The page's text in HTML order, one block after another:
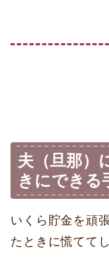
夫（旦那）
きにできる
いくら貯金を頑
たときに慌てて